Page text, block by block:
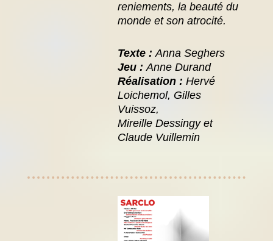
reniements, la beauté du
monde et son atrocité.
Texte :Anna Seghers
Jeu :Anne Durand
Réalisation : Hervé
Loichemol, Gilles
Vuissoz,
Mireille Dessingy et
Claude Vuillemin